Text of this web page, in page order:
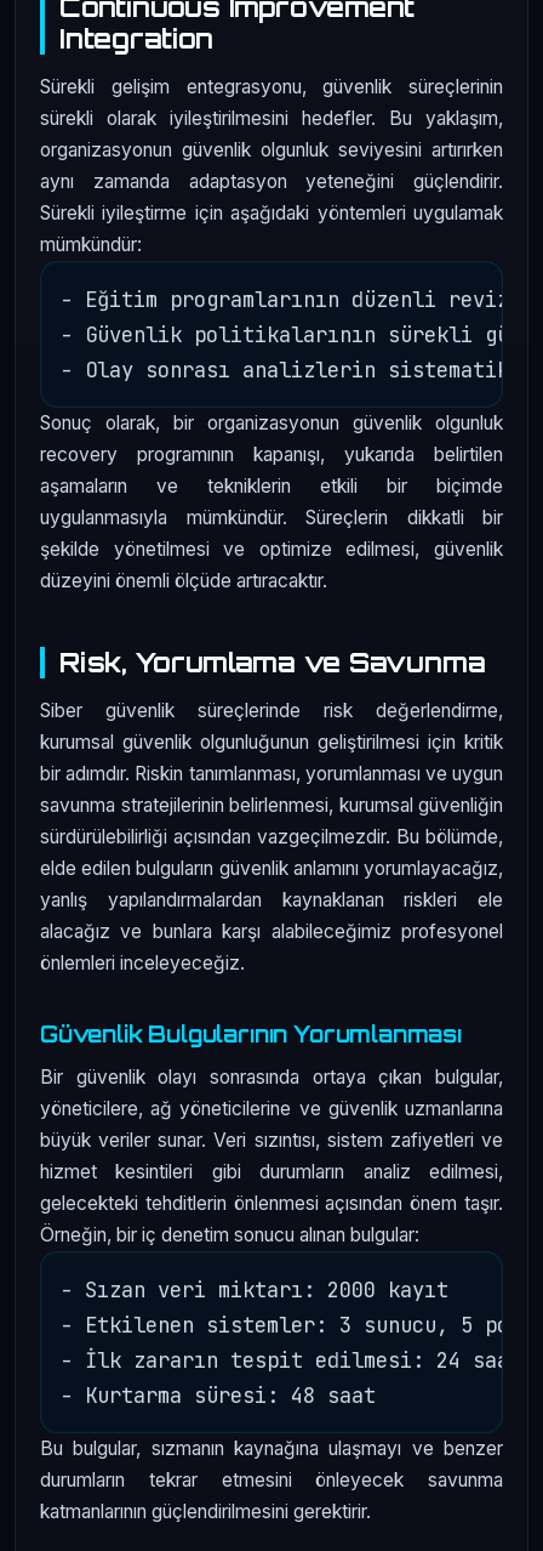
Continuous Improvement
Integration
Sürekli gelişim entegrasyonu, güvenlik süreçlerinin
sürekli olarak iyileştirilmesini hedefler. Bu yaklaşım,
organizasyonun güvenlik olgunluk seviyesini artırırken
aynı zamanda adaptasyon yeteneğini güçlendirir.
Sürekli iyileştirme için aşağıdaki yöntemleri uygulamak
mümkündür:
- Eğitim programlarının düzenli
- Güvenlik politikalarının sürekli
Sonuç olarak, bir organizasyonun güvenlik olgunluk
recovery programının kapanışı, yukarıda belirtilen
aşamaların ve tekniklerin etkili bir biçimde
uygulanmasıyla mümkündür. Süreçlerin dikkatli bir
şekilde yönetilmesi ve optimize edilmesi, güvenlik
düzeyini önemli ölçüde artıracaktır.
Risk, Yorumlama ve Savunma
Siber güvenlik süreçlerinde risk değerlendirme,
kurumsal güvenlik olgunluğunun geliştirilmesi için kritik
bir adımdır. Riskin tanımlanması, yorumlanması ve uygun
savunma stratejilerinin belirlenmesi, kurumsal güvenliğin
sürdürülebilirliği açısından vazgeçilmezdir. Bu bölümde,
elde edilen bulguların güvenlik anlamını yorumlayacağız,
yanlış yapılandırmalardan kaynaklanan riskleri ele
alacağız ve bunlara karşı alabileceğimiz profesyonel
önlemleri inceleyeceğiz.
Güvenlik Bulgularının Yorumlanması
Bir güvenlik olayı sonrasında ortaya çıkan bulgular,
yöneticilere, ağ yöneticilerine ve güvenlik uzmanlarına
büyük veriler sunar. Veri sızıntısı, sistem zafiyetleri ve
hizmet kesintileri gibi durumların analiz edilmesi,
gelecekteki tehditlerin önlenmesi açısından önem taşır.
Örneğin, bir iç denetim sonucu alınan bulgular:
- Sızan veri miktarı: 2000 kayıt
- Etkilenen sistemler: 3 sunucu, 5 pc
- İlk zararın tespit edilmesi: 24 saat
Bu bulgular, sızmanın kaynağına ulaşmayı ve benzer
durumların tekrar etmesini önleyecek savunma
katmanlarının güçlendirilmesini gerektirir.